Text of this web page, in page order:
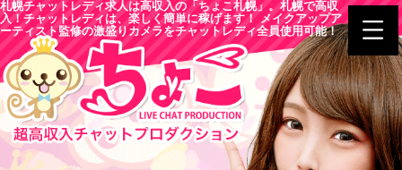
札幌チャットレディ求人は高収入の「ちょこ札幌」。札幌で高収
入！チャットレディは、楽しく簡単に稼げます！ メイクアップア
ーティスト監修の激盛りカメラをチャットレディ全員使用可能！